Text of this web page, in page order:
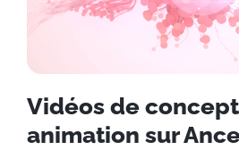
Vidéos de
animation sur